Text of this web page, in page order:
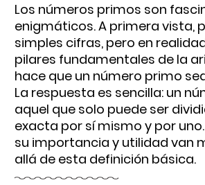
Los números primos son
enigmáticos. A primera vista,
simples cifras, pero en
pilares fundamentales de la
hace que un número primo
La respuesta es sencilla: un
aquel que solo puede ser
exacta por sí mismo y por
su importancia y utilidad van
allá de esta definición básica.